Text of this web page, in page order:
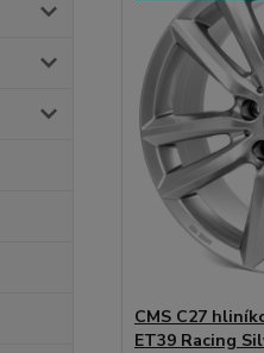
CMS C27
ET39 Racing